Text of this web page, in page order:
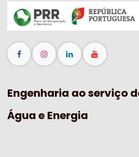
Engenharia ao serviço
Água e Energia